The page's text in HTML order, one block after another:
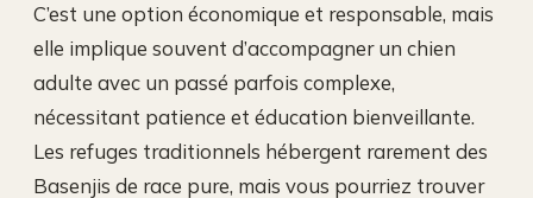
C’est une option économique et responsable, mais
elle implique souvent d’accompagner un chien
adulte avec un passé parfois complexe,
nécessitant patience et éducation bienveillante.
Les refuges traditionnels hébergent rarement des
Basenjis de race pure, mais vous pourriez trouver